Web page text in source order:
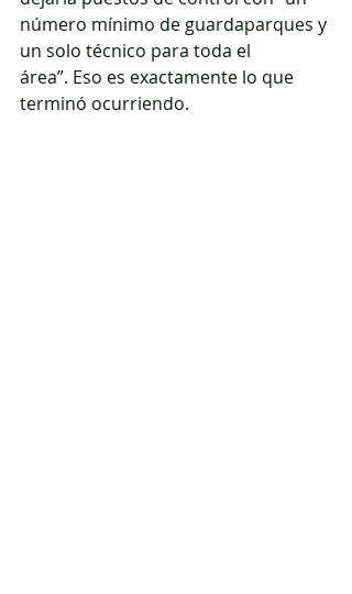
número mínimo de guardaparques y
un solo técnico para toda el
área”. Eso es exactamente lo que
terminó ocurriendo.